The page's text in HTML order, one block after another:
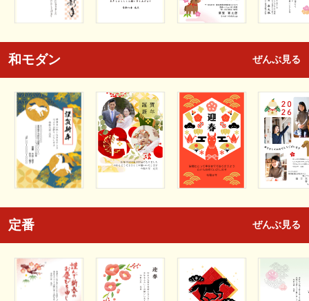
和モダン ぜんぶ見る
定番 ぜんぶ見る